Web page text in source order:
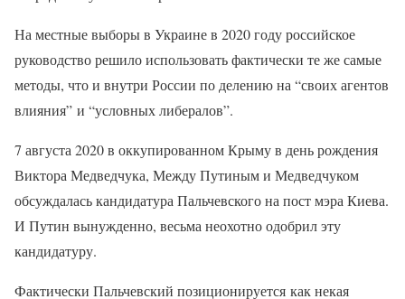
На местные выборы в Украине в 2020 году российское
руководство решило использовать фактически те же самые
методы, что и внутри России по делению на “своих агентов
влияния” и “условных либералов”.
7 августа 2020 в оккупированном Крыму в день рождения
Виктора Медведчука, Между Путиным и Медведчуком
обсуждалась кандидатура Пальчевского на пост мэра Киева.
И Путин вынужденно, весьма неохотно одобрил эту
кандидатуру.
Фактически Пальчевский позиционируется как некая